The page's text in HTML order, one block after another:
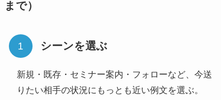
まで）
シーンを選ぶ
新規・既存・セミナー案内・フォローなど、今送
りたい相手の状況にもっとも近い例文を選ぶ。